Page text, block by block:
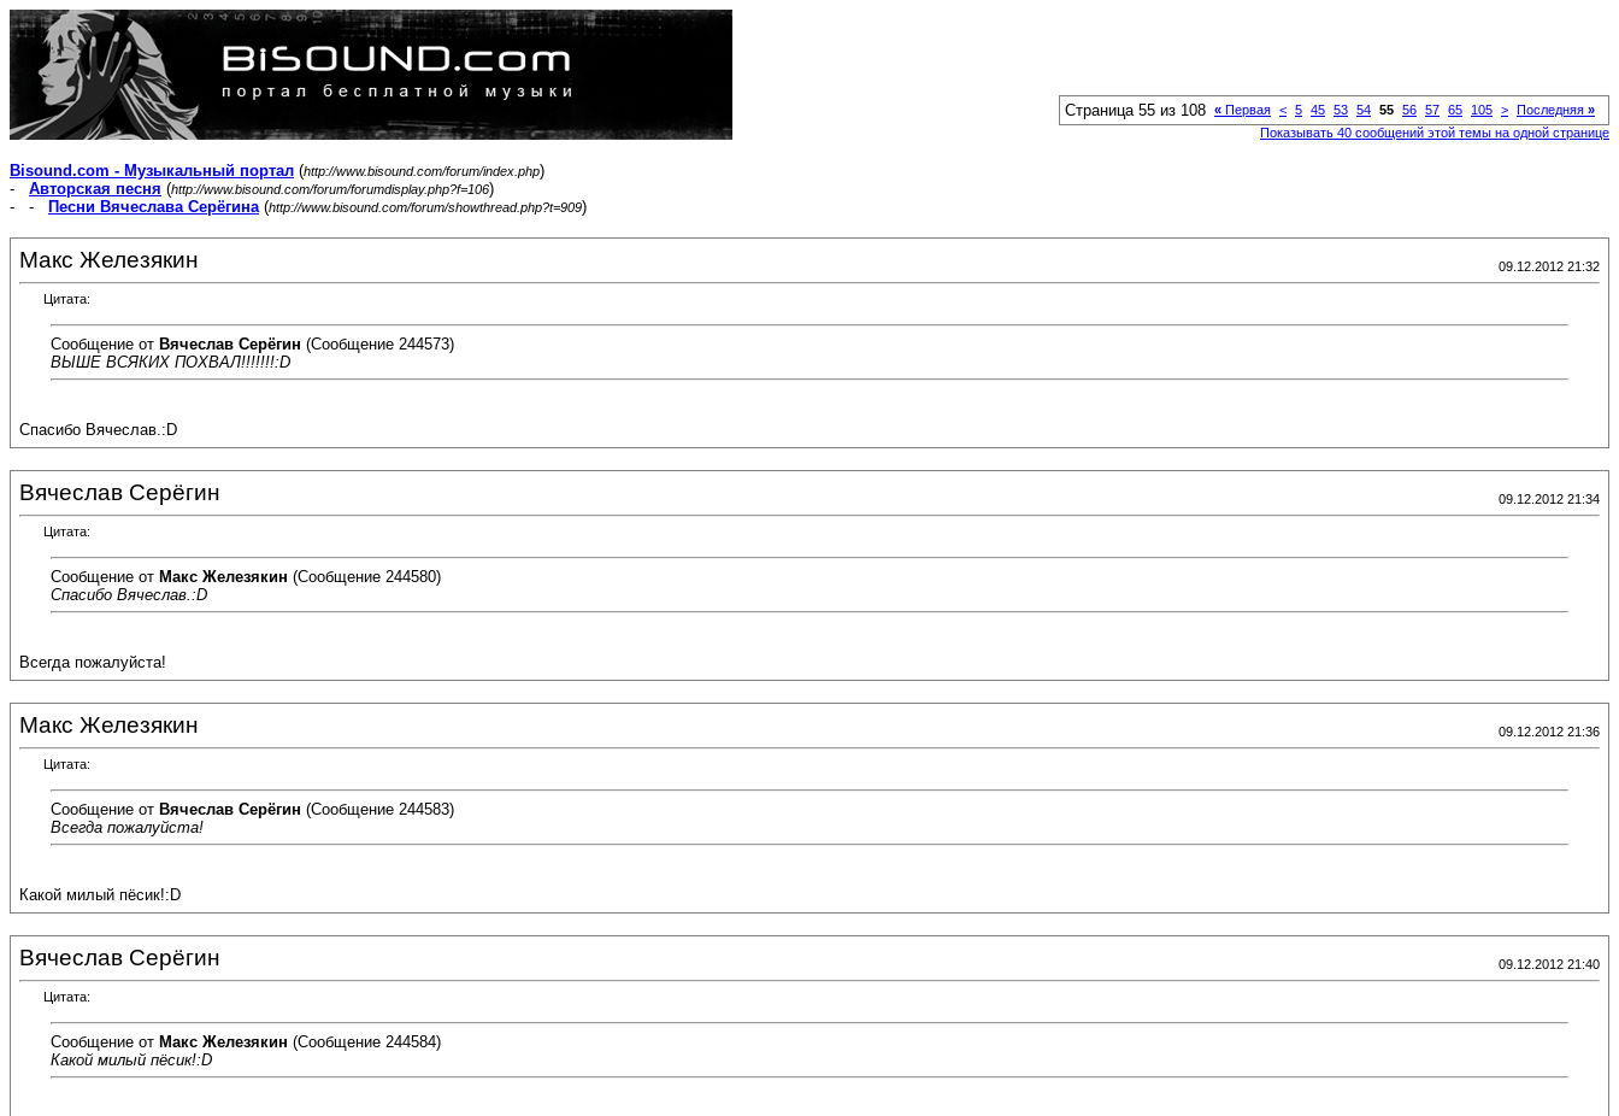
Страница 55 из 108 « Первая < 5 45 53 54 55 56 57 65 105 > Последняя »
Показывать 40 сообщений этой темы на одной странице
Bisound.com - Музыкальный портал (http://www.bisound.com/forum/index.php)
- Авторская песня (http://www.bisound.com/forum/forumdisplay.php?f=106)
- -
Песни Вячеслава Серёгина(http://www.bisound.com/forum/showthread.php?t=909)
Макс Железякин 09.12.2012 21:32
Цитата:
Сообщение от Вячеслав Серёгин (Сообщение 244573)
ВЫШЕ ВСЯКИХ ПОХВАЛ!!!!!!!:D
Спасибо Вячеслав.:D
Вячеслав Серёгин 09.12.2012 21:34
Цитата:
Сообщение от Макс Железякин (Сообщение 244580)
Спасибо Вячеслав.:D
Всегда пожалуйста!
Макс Железякин 09.12.2012 21:36
Цитата:
Сообщение от Вячеслав Серёгин (Сообщение 244583)
Всегда пожалуйста!
Какой милый пёсик!:D
Вячеслав Серёгин 09.12.2012 21:40
Цитата:
Сообщение от Макс Железякин (Сообщение 244584)
Какой милый пёсик!:D